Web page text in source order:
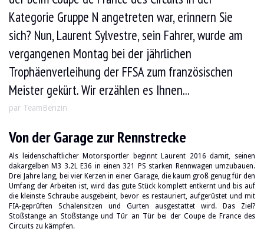
Kategorie Gruppe N angetreten war, erinnern Sie
sich? Nun, Laurent Sylvestre, sein Fahrer, wurde am
vergangenen Montag bei der jährlichen
Trophäenverleihung der FFSA zum französischen
Meister gekürt. Wir erzählen es Ihnen...
par TeamBenzin
Von der Garage zur Rennstrecke
Als leidenschaftlicher Motorsportler beginnt Laurent 2016 damit, seinen
dakargelben M3 3.2L E36 in einen 321 PS starken Rennwagen umzubauen.
Drei Jahre lang, bei vier Kerzen in einer Garage, die kaum groß genug für den
Umfang der Arbeiten ist, wird das gute Stück komplett entkernt und bis auf
die kleinste Schraube ausgebeint, bevor es restauriert, aufgerüstet und mit
FIA-geprüften Schalensitzen und Gurten ausgestattet wird. Das Ziel?
Stoßstange an Stoßstange und Tür an Tür bei der Coupe de France des
Circuits zu kämpfen.